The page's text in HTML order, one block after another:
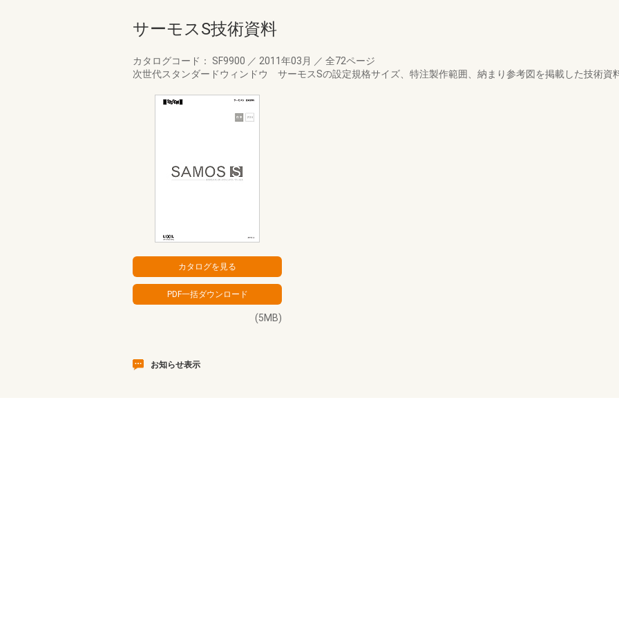
サーモスS技術資料
カタログコード： SF9900 ／ 2011年03月 ／ 全72ページ
次世代スタンダードウィンドウ サーモスSの設定規格サイズ、特注製作範囲、納まり参考図を掲載した技術資
(5MB)
お知らせ表示